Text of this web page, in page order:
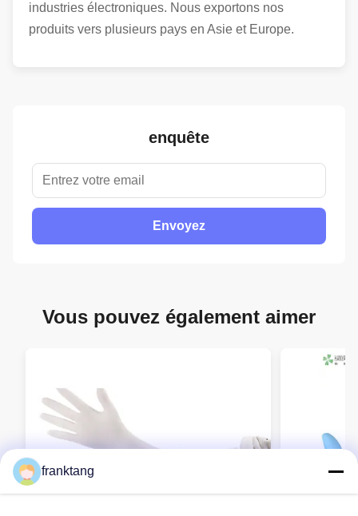
industries électroniques. Nous exportons nos
produits vers plusieurs pays en Asie et Europe.
enquête
Envoyez
Vous pouvez également aimer
franktang